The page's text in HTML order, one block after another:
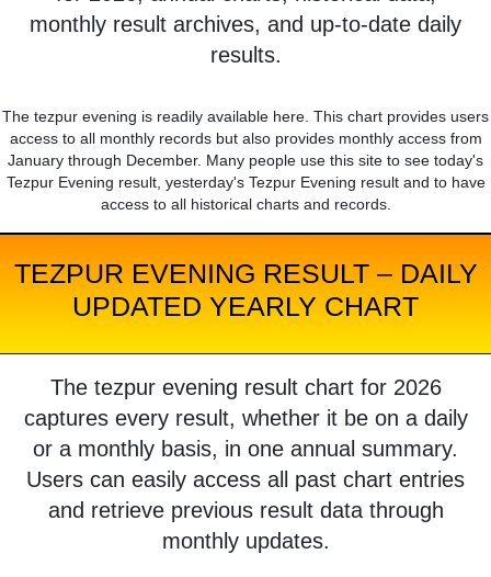
monthly result archives, and up-to-date daily
results.
The tezpur evening is readily available here. This chart provides users
access to all monthly records but also provides monthly access from
January through December. Many people use this site to see today's
Tezpur Evening result, yesterday's Tezpur Evening result and to have
access to all historical charts and records.
TEZPUR EVENING RESULT – DAILY
UPDATED YEARLY CHART
The tezpur evening result chart for 2026
captures every result, whether it be on a daily
or a monthly basis, in one annual summary.
Users can easily access all past chart entries
and retrieve previous result data through
monthly updates.